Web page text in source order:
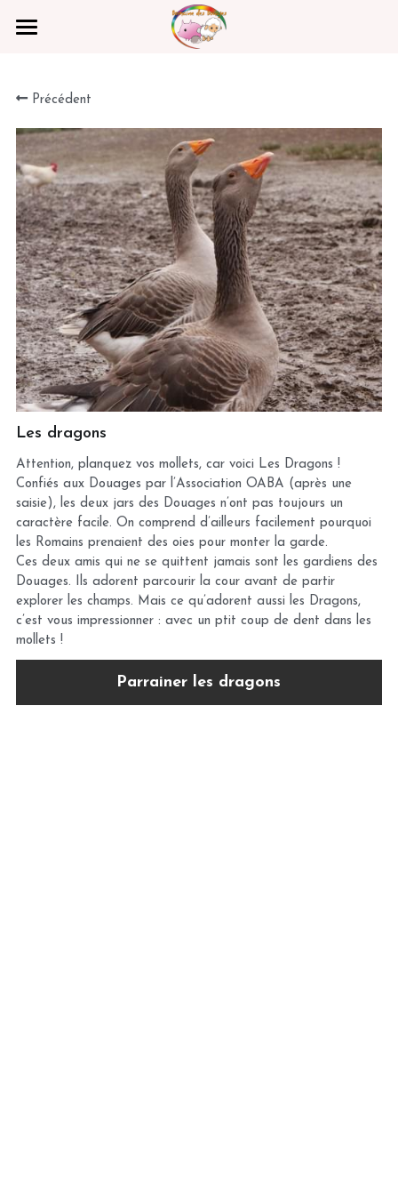
Photos
Vidéos
Contact
Rechercher
Faire un Don
Précédent
Les dragons
Attention, planquez vos mollets, car voici Les Dragons !
Confiés aux Douages par l’Association OABA (après une
saisie), les deux jars des Douages n’ont pas toujours un
caractère facile. On comprend d’ailleurs facilement pourquoi
les Romains prenaient des oies pour monter la garde.
Ces deux amis qui ne se quittent jamais sont les gardiens des
Douages. Ils adorent parcourir la cour avant de partir
explorer les champs. Mais ce qu’adorent aussi les Dragons,
c’est vous impressionner : avec un ptit coup de dent dans les
mollets !
Parrainer les dragons